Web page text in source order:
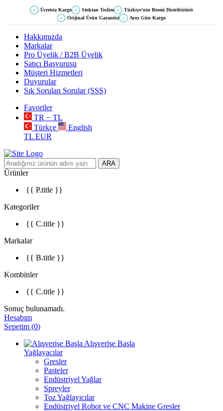
✓ Ücretsiz Kargo ✓ Stoktan Teslim ✓ Türkiye'nin Resmi Distribütörü
✓ Orijinal Ürün Garantisi ✓ Aynı Gün Kargo
Hakkımızda
Markalar
Pro Üyelik / B2B Üyelik
Satıcı Başvurusu
Müşteri Hizmetleri
Duyurular
Sık Sorulan Sorular (SSS)
Favoriler
TR − TL
Türkçe
English
TL EUR
ARA
Ürünler
{{ P.title }}
Kategoriler
{{ C.title }}
Markalar
{{ B.title }}
Kombinler
{{ C.title }}
Sonuç bulunamadı.
Hesabım
Sepetim (0)
Alışverişe Başla
Yağlayacılar
Gresler
Pasteler
Endüstriyel Yağlar
Spreyler
Toz Yağlayıcılar
Endüstriyel Robot ve CNC Makine Gresler